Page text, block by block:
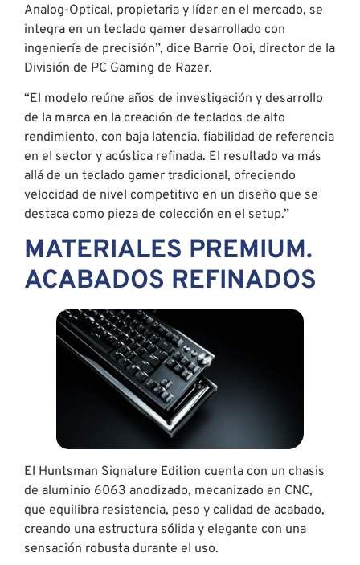
Analog-Optical, propietaria y líder en el mercado, se
integra en un teclado gamer desarrollado con
ingeniería de precisión”, dice Barrie Ooi, director de la
División de PC Gaming de Razer.
“El modelo reúne años de investigación y desarrollo
de la marca en la creación de teclados de alto
rendimiento, con baja latencia, fiabilidad de referencia
en el sector y acústica refinada. El resultado va más
allá de un teclado gamer tradicional, ofreciendo
velocidad de nivel competitivo en un diseño que se
destaca como pieza de colección en el setup.”
MATERIALES PREMIUM.
ACABADOS REFINADOS
El Huntsman Signature Edition cuenta con un chasis
de aluminio 6063 anodizado, mecanizado en CNC,
que equilibra resistencia, peso y calidad de acabado,
creando una estructura sólida y elegante con una
sensación robusta durante el uso.